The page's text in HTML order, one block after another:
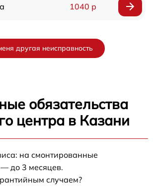
1040 р
другая неисправность
обязательства
центра в Казани
на смонтированные
до 3 месяцев.
случаем?